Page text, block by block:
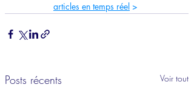
articles en temps réel >
Posts récents Voir tout